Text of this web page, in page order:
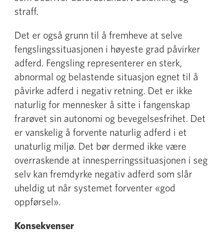
straff.
Det er også grunn til å fremheve at selve
fengslingssituasjonen i høyeste grad påvirker
adferd. Fengsling representerer en sterk,
abnormal og belastende situasjon egnet til å
påvirke adferd i negativ retning. Det er ikke
naturlig for mennesker å sitte i fangenskap
frarøvet sin autonomi og bevegelsesfrihet. Det
er vanskelig å forvente naturlig adferd i et
unaturlig miljø. Det bør dermed ikke være
overraskende at innesperringssituasjonen i seg
selv kan fremdyrke negativ adferd som slår
uheldig ut når systemet forventer «god
oppførsel».
Konsekvenser